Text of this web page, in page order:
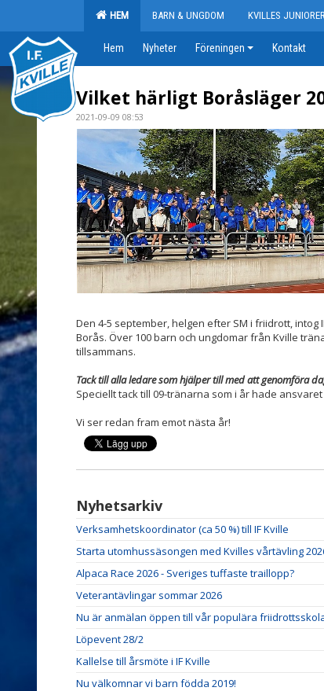
HEM BARN & UNGDOM KVILLES
Hem Nyheter Föreningen Kontakt
Vilket härligt Boråsläger
2021-09-09 08:53
Den 4-5 september, helgen efter SM i friidrott,
Borås. Över 100 barn och ungdomar från Kville
tillsammans.
Tack till alla ledare som hjälper till med att genomföra
Speciellt tack till 09-tränarna som i år hade
Vi ser redan fram emot nästa år!
Nyhetsarkiv
Verksamhetskoordinator (ca 50 %) till IF Kville
Starta utomhussäsongen med Kvilles vårtävling
Alpaca Race 2026 - Sveriges tuffaste traillopp?
Veterantävlingar sommar 2026
Nu är anmälan öppen till vår populära
Löpevent 28/2
Kallelse till årsmöte i IF Kville
Nu välkomnar vi barn födda 2019!